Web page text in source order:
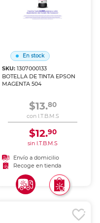
En stock
SKU: 1307000133
BOTELLA DE TINTA EPSON
MAGENTA 504
$13.80
con I.T.B.M.S
$12.90
sin I.T.B.M.S
Envío a domicilio
Recoge en tienda